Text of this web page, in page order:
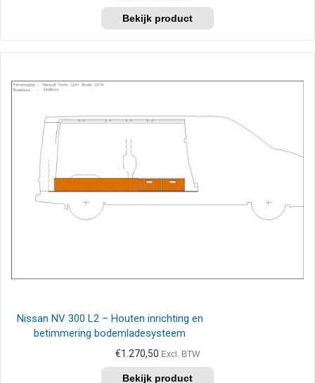
Nissan NV 300 L2 – Houten inrichting en
betimmering bodemladesysteem
€1.270,50 Excl. BTW